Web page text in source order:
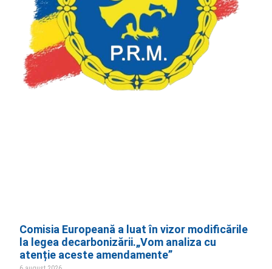
Comisia Europeană a luat în vizor modificările
la legea decarbonizării.„Vom analiza cu
atenție aceste amendamente”